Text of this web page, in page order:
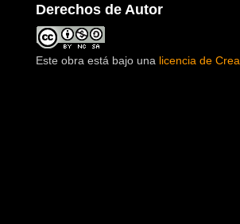
Derechos de Autor
Este obra está bajo una licencia de